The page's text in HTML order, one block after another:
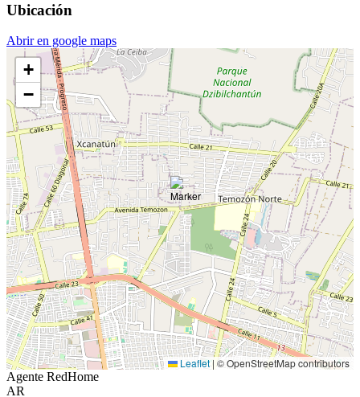
Ubicación
Abrir en google maps
+
−
Leaflet|© OpenStreetMap contributors
Agente RedHome
AR